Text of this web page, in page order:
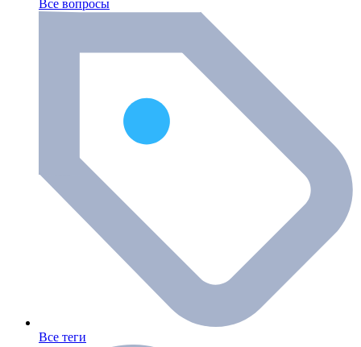
Все вопросы
Все теги